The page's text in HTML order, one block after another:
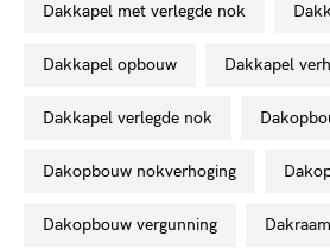
dakkapel met verlegde nok
dakkapel opbouw dakkapel
dakkapel verlegde nok
dakopbouw nokverhoging
dakopbouw vergunning